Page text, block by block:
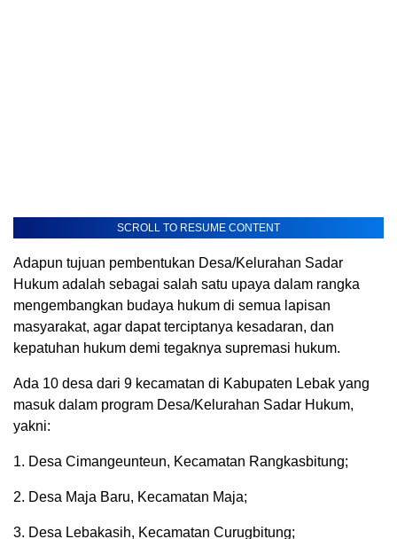
SCROLL TO RESUME CONTENT
Adapun tujuan pembentukan Desa/Kelurahan Sadar
Hukum adalah sebagai salah satu upaya dalam rangka
mengembangkan budaya hukum di semua lapisan
masyarakat, agar dapat terciptanya kesadaran, dan
kepatuhan hukum demi tegaknya supremasi hukum.
Ada 10 desa dari 9 kecamatan di Kabupaten Lebak yang
masuk dalam program Desa/Kelurahan Sadar Hukum,
yakni:
1. Desa Cimangeunteun, Kecamatan Rangkasbitung;
2. Desa Maja Baru, Kecamatan Maja;
3. Desa Lebakasih, Kecamatan Curugbitung;